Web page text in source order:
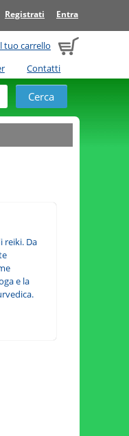
Registrati Entra
tuo carrello
Contatti
reiki. Da
e la